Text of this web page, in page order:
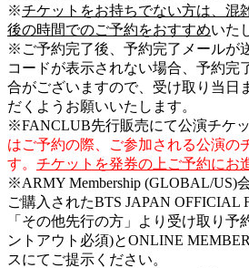
※チケットをお持ちでない方は、混
後の時間でのご予約をおすすめいた
※ご予約完了後、予約完了メールが
コードが表示されない場合、予約完
合がございますので、受け取り当日
だくようお願いいたします。
※FANCLUB先行販売にて公演チケ
はご予約の際、ご参加される公演の
す。 チケットを発券の上ご予約にお
※ARMY Membership (GLOBAL/US)
ご購入されたBTS JAPAN OFFICIAL
「その他先行の方」より受け取り予
ントアウト必須)とONLINE
スにてご提示ください。